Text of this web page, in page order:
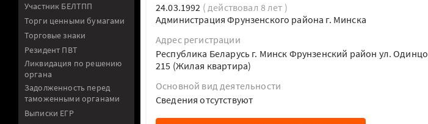
Участник БЕЛТПП
Торги ценными бумагами
Торговые знаки
Резидент ПВТ
Ликвидация по решению
органа
Задолженность перед
таможенными органами
Выписки ЕГР
24.03.1992 ( действовал 8 лет )
Администрация Фрунзенского района г. Минска
Адрес регистрации
Республика Беларусь г. Минск Фрунзенский район ул.
215 (Жилая квартира)
Основной вид деятельности
Cведения отсутствуют